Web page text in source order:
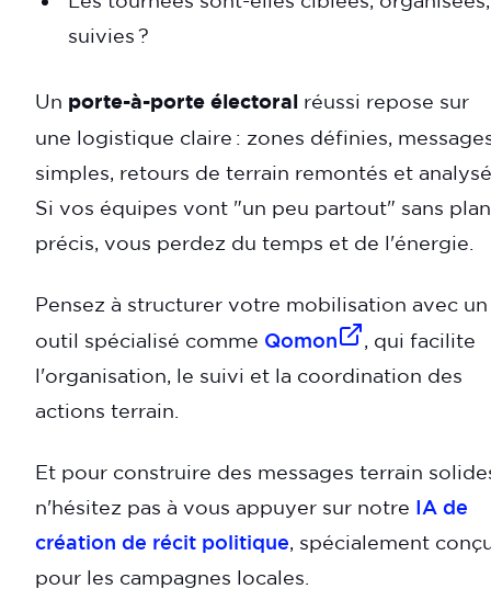
suivies ?
Un porte-à-porte électoral réussi repose sur
une logistique claire : zones définies,
simples, retours de terrain remontés et
Si vos équipes vont "un peu partout" sans plan
précis, vous perdez du temps et de l'énergie.
Pensez à structurer votre mobilisation avec un
outil spécialisé comme Qomon
, qui facilite
l'organisation, le suivi et la coordination des
actions terrain.
Et pour construire des messages terrain
n'hésitez pas à vous appuyer sur notre IA de
création de récit politique , spécialement
pour les campagnes locales.